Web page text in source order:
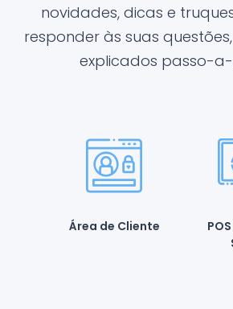
novidades, dicas e
responder às suas
explicados passo-
Área de Cliente